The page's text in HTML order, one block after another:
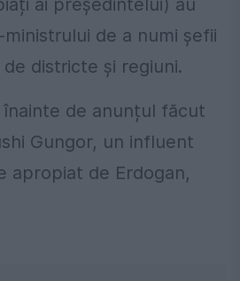
ai președintelui) au
de a numi șefii
districte și regiuni.
de anunțul făcut
Gungor, un influent
apropiat de Erdogan,